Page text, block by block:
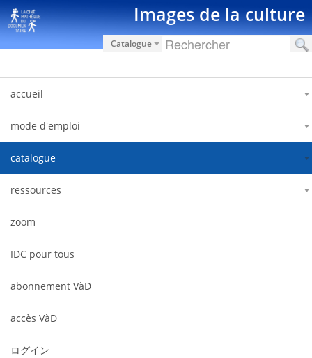
内容へスキップ Images de la culture
Catalogue
accueil
mode d'emploi
catalogue
ressources
zoom
IDC pour tous
abonnement VàD
accès VàD
ログイン